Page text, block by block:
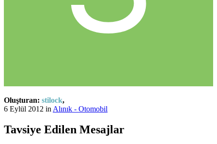
Oluşturan: stilock,
6 Eylül 2012 inAlınık - Otomobil
Tavsiye Edilen Mesajlar